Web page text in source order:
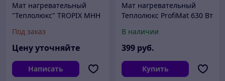
Мат нагревательный
"Теплолюкс" TROPIX МНН
Под заказ
Цену уточняйте
Написать
Мат нагревательный
Теплолюкс ProfiMat 630 Вт
Россия
В наличии
399 руб.
Купить